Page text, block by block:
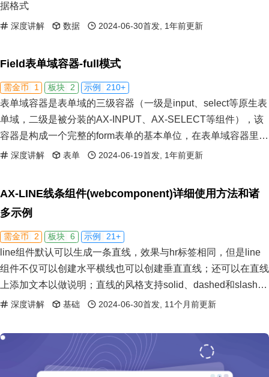
据格式
深度讲解 数据 2024-06-30首发, 1年前更新
Field表单域容器-full模式
需金币 1 板块 2 示例 210+
表单域容器是表单域的三级容器（一级是input、select等原生表
单域，二级是被分装的AX-INPUT、AX-SELECT等组件），该
容器是构成一个完整的form表单的基本单位，在表单域容器里包
含的子元素有：input等原生元素或AX-INPUT等表单域组件，表
深度讲解 表单 2024-06-19首发, 1年前更新
AX-LINE线条组件(webcomponent)详细使用方法和诸
多示例
需金币 2 板块 6 示例 21+
line组件默认可以生成一条直线，效果与hr标签相同，但是line
组件不仅可以创建水平横线也可以创建垂直直线；还可以在直线
上添加文本以做说明；直线的风格支持solid、dashed和slash；
支持四种size。
深度讲解 基础 2024-06-30首发, 11个月前更新